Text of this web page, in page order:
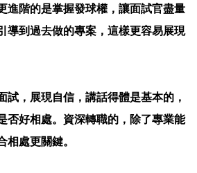
進階的是掌握發球權，讓面試官盡量
導到過去做的專案，這樣更容易展現
試，展現自信，講話得體是基本的，
否好相處。資深轉職的，除了專業能
相處更關鍵。